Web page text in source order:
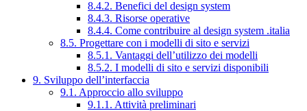
8.4.2. Benefici del design system
8.4.3. Risorse operative
8.4.4. Come contribuire al design system .italia
8.5. Progettare con i modelli di sito e servizi
8.5.1. Vantaggi dell’utilizzo dei modelli
8.5.2. I modelli di sito e servizi disponibili
9. Sviluppo dell’interfaccia
9.1. Approccio allo sviluppo
9.1.1. Attività preliminari